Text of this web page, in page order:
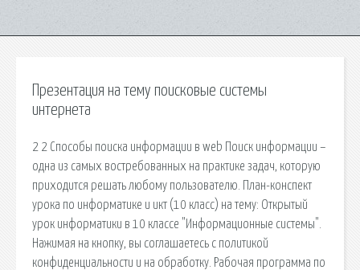
Презентация на тему поисковые системы
интернета
2 2 Способы поиска информации в web Поиск информации –
одна из самых востребованных на практике задач, которую
приходится решать любому пользователю. План-конспект
урока по информатике и икт (10 класс) на тему: Открытый
урок информатики в 10 классе "Информационные системы".
Нажимая на кнопку, вы соглашаетесь с политикой
конфиденциальности и на обработку. Рабочая программа по